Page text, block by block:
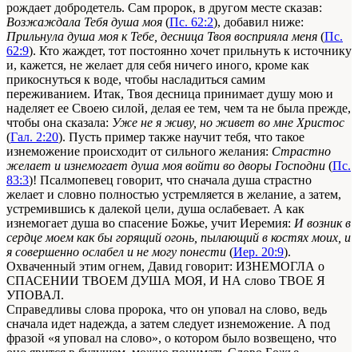
рождает добродетель. Сам пророк, в другом месте сказав:
Возжаждала Тебя душа моя (Пс. 62:2), добавил ниже:
Прильнула душа моя к Тебе, десница Твоя восприяла меня (Пс.
62:9). Кто жаждет, тот постоянно хочет прильнуть к источнику
и, кажется, не желает для себя ничего иного, кроме как
прикоснуться к воде, чтобы насладиться самим
переживанием. Итак, Твоя десница принимает душу мою и
наделяет ее Своею силой, делая ее тем, чем та не была прежде,
чтобы она сказала: Уже не я живу, но живет во мне Христос
(Гал. 2:20). Пусть пример также научит тебя, что такое
изнеможение происходит от сильного желания: Страстно
желает и изнемогает душа моя войти во дворы Господни (Пс.
83:3)! Псалмопевец говорит, что сначала душа страстно
желает и словно полностью устремляется в желание, а затем,
устремившись к далекой цели, душа ослабевает. А как
изнемогает душа во спасение Божье, учит Иеремия: И возник в
сердце моем как бы горящий огонь, пылающий в костях моих, и
я совершенно ослабел и не могу понести (Иер. 20:9).
Охваченный этим огнем, Давид говорит: ИЗНЕМОГЛА о
СПАСЕНИИ ТВОЕМ ДУША МОЯ, И НА слово ТВОЕ Я
УПОВАЛ.
Справедливы слова пророка, что он уповал на слово, ведь
сначала идет надежда, а затем следует изнеможение. А под
фразой «я уповал на слово», о котором было возвещено, что